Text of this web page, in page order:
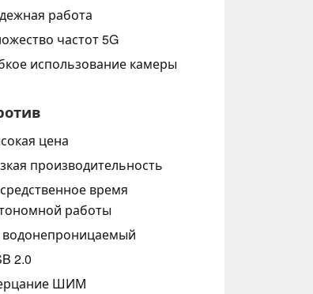
работа
частот 5G
использование камеры
цена
производительность
время
работы
водонепроницаемый
2.0
ШИМ